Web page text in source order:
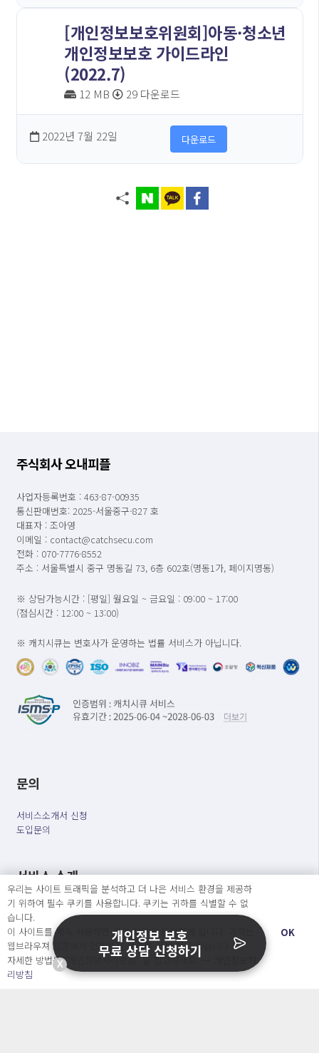
[개인정보보호위원회]아동·청소년
개인정보보호 가이드라인
(2022.7)
12 MB 29 다운로드
2022년 7월 22일 다운로드
주식회사 오내피플
사업자등록번호 : 463-87-00935
통신판매번호: 2025-서울중구-827 호
대표자 : 조아영
이메일 : contact@catchsecu.com
전화 : 070-7776-8552
주소 : 서울특별시 중구 명동길 73, 6층 602호(명동1가, 페이지명동)
※ 상담가능시간 : [평일] 월요일 ~ 금요일 : 09:00 ~ 17:00
(점심시간 : 12:00 ~ 13:00)
※ 캐치시큐는 변호사가 운영하는 법률 서비스가 아닙니다.
문의
서비스소개서 신청
도입문의
서비스 소개
개인정보 보호 컨설팅
가격
정부지원사업
블로그&자료실
자주 묻는 질문
회사소개 & 채용
우리는 사이트 트래픽을 분석하고 더 나은 서비스 환경을 제공하
기 위하여 필수 쿠키를 사용합니다. 쿠키는 귀하를 식별할 수 없
습니다.
이 사이트를 계속 사용하면 쿠키 사용에 동의하게 됩니다. 귀하는
웹브라우져 설정에서 언제든지 쿠키를 삭제 할 수있습니다.
자세한 방법은 “개인정보처리방침” 을 참고하세요. →
리방침
OK
X
개인정보 보호
무료 상담 신청하기